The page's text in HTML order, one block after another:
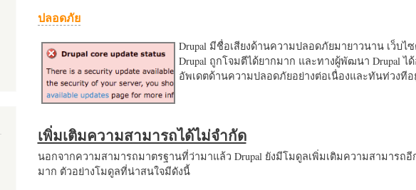
ปลอดภัย
Drupal มีชื่อเสียงด้านความปลอดภัยมายาวนาน เว็บไ
Drupal ถูกโจมตีได้ยากมาก และทางผู้พัฒนา Drupal ไ
อัพเดตด้านความปลอดภัยอย่างต่อเนื่องและทันท่วงทีอ
เพิ่มเติมความสามารถได้ไม่จำกัด
นอกจากความสามารถมาตรฐานที่ว่ามาแล้ว Drupal ยังมีโมดูลเพิ่มเติมความสามารถอี
มาก ตัวอย่างโมดูลที่น่าสนใจมีดังนี้